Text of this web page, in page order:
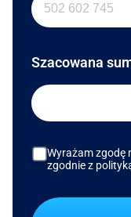
Szacowana
Wyrażam zgodę
zgodnie z